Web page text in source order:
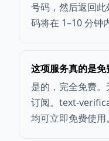
号码，然后返回
码将在 1–10 分钟
这项服务真的是免
是的，完全免费
订阅。text-
均可立即免费使用。